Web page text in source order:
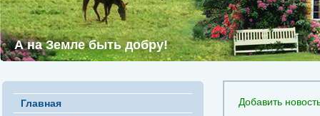
А на Земле быть добру!
Главная
Добавить